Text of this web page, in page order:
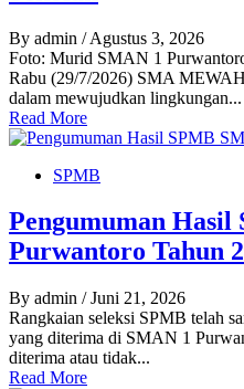
By admin / Agustus 3, 2026
Foto: Murid SMAN 1
Rabu (29/7/2026) SMA
dalam mewujudkan lingkungan...
Read More
SPMB
Pengumuman Hasil
Purwantoro Tahun
By admin / Juni 21, 2026
Rangkaian seleksi SPMB telah
yang diterima di SMAN 1
diterima atau tidak...
Read More